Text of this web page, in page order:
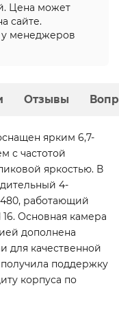
Цена может
сайте.
у менеджеров
Отзывы
ярким 6,7-
с частотой
яркостью. В
4-
работающий
Основная камера
дополнена
для качественной
поддержку
корпуса по